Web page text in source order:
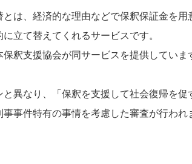
は、経済的な理由などで保釈保証金を用
立て替えてくれるサービスです。
釈支援協会が同サービスを提供していま
異なり、「保釈を支援して社会復帰を促
事件特有の事情を考慮した審査が行われ